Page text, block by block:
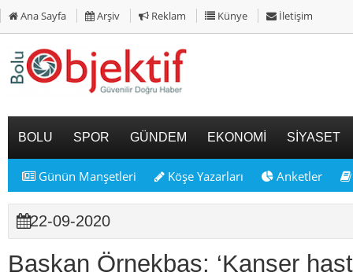
Ana Sayfa Arşiv Reklam Künye İletişim
BOLU SPOR GÜNDEM EKONOMİ SİYASET
Günün Manşetleri Köşe Yazarları Anketler
22-09-2020
Başkan Örnekbaş; ‘Kanser